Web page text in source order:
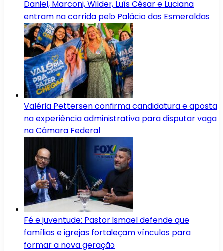
Daniel, Marconi, Wilder, Luís César e Luciana
entram na corrida pelo Palácio das Esmeraldas
Valéria Pettersen confirma candidatura e aposta
na experiência administrativa para disputar vaga
na Câmara Federal
Fé e juventude: Pastor Ismael defende que
famílias e igrejas fortaleçam vínculos para
formar a nova geração